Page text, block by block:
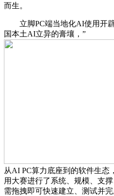
而生。
立脚PC端当地化AI使用开辟
国本土AI立异的膏壤，”
从AI PC算力底座到的软件生态
用大赛进行了系统、规模、支
需拖拽即可快速建立、测试并